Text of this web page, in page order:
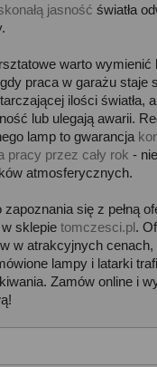
jasność światła
warto wymienić
praca w garażu staje
ilości światła,
lub ulegają awarii.
lamp to gwarancja
pracy przez cały rok -
atmosferycznych.
się z pełną
w sklepietomczesci.pl.
w atrakcyjnych
lampy i latarki
Zamów online i